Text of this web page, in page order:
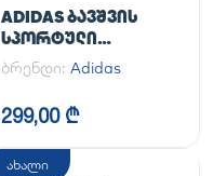
ADIDAS ᲑᲐᲕᲨᲕᲘᲡ
ᲡᲞᲝᲠᲢᲣᲚᲘ
ᲤᲔᲮᲡᲐᲪᲛᲔᲚᲘ
SUPERSTAR II CF C
ბრენდი: Adidas
299,00 ₾
ახალი